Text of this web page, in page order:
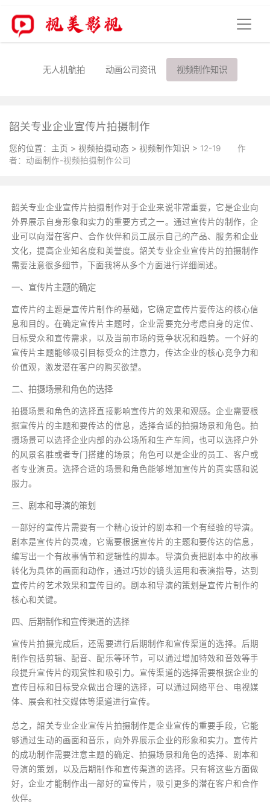
无人机航拍 动画公司资讯 视频制作知识
韶关专业企业宣传片拍摄制作
您的位置： 主页 > 视频拍摄动态 > 视频制作知识 > 12-19
作
者：动画制作-视频拍摄制作公司
韶关专业企业宣传片拍摄制作对于企业来说非常重要，它是企业向
外界展示自身形象和实力的重要方式之一。通过宣传片的制作，企
业可以向潜在客户、合作伙伴和员工展示自己的产品、服务和企业
文化，提高企业知名度和美誉度。韶关专业企业宣传片的拍摄制作
需要注意很多细节，下面我将从多个方面进行详细阐述。
一、宣传片主题的确定
宣传片的主题是宣传片制作的基础，它确定宣传片要传达的核心信
息和目的。在确定宣传片主题时，企业需要充分考虑自身的定位、
目标受众和宣传需求，以及当前市场的竞争状况和趋势。一个好的
宣传片主题能够吸引目标受众的注意力，传达企业的核心竞争力和
价值观，激发潜在客户的购买欲望。
二、拍摄场景和角色的选择
拍摄场景和角色的选择直接影响宣传片的效果和观感。企业需要根
据宣传片的主题和要传达的信息，选择合适的拍摄场景和角色。拍
摄场景可以选择企业内部的办公场所和生产车间，也可以选择户外
的风景名胜或者专门搭建的场景；角色可以是企业的员工、客户或
者专业演员。选择合适的场景和角色能够增加宣传片的真实感和说
服力。
三、剧本和导演的策划
一部好的宣传片需要有一个精心设计的剧本和一个有经验的导演。
剧本是宣传片的灵魂，它需要根据宣传片的主题和要传达的信息，
编写出一个有故事情节和逻辑性的脚本。导演负责把剧本中的故事
转化为具体的画面和动作，通过巧妙的镜头运用和表演指导，达到
宣传片的艺术效果和宣传目的。剧本和导演的策划是宣传片制作的
核心和关键。
四、后期制作和宣传渠道的选择
宣传片拍摄完成后，还需要进行后期制作和宣传渠道的选择。后期
制作包括剪辑、配音、配乐等环节，可以通过增加特效和音效等手
段提升宣传片的观赏性和吸引力。宣传渠道的选择需要根据企业的
宣传目标和目标受众做出合理的选择，可以通过网络平台、电视媒
体、展会和社交媒体等渠道进行宣传。
总之，韶关专业企业宣传片拍摄制作是企业宣传的重要手段，它能
够通过生动的画面和音乐，向外界展示企业的形象和实力。宣传片
的成功制作需要注意主题的确定、拍摄场景和角色的选择、剧本和
导演的策划，以及后期制作和宣传渠道的选择。只有将这些方面做
好，企业才能制作出一部好的宣传片，吸引更多的潜在客户和合作
伙伴。